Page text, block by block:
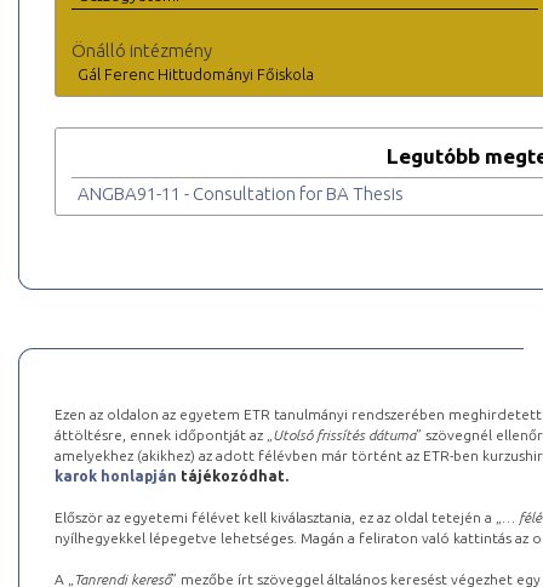
Önálló intézmény
Gál Ferenc Hittudományi Főiskola
Legutóbb
ANGBA91-11 - Consultation for BA Thesis
Ezen az oldalon az egyetem ETR tanulmányi rendszerében
áttöltésre, ennek időpontját az „ Utolsó frissítés dátuma” szövegnél
amelyekhez (akikhez) az adott félévben már történt az ETR-ben
karok honlapján tájékozódhat.
Először az egyetemi félévet kell kiválasztania, ez az oldal tetején a „
…
nyílhegyekkel lépegetve lehetséges. Magán a feliraton való kattintás az
A „ Tanrendi kereső” mezőbe írt szöveggel általános keresést végezhet